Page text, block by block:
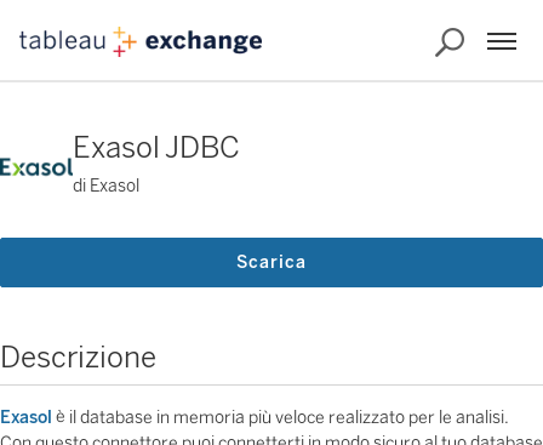
Exasol JDBC
di Exasol
Scarica
Descrizione
Exasol è il database in memoria più veloce realizzato per le analisi.